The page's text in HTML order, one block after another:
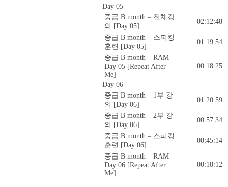
Day 05
중급 B month – 전체강
의 [Day 05]
02:12:48
중급 B month – 스피킹
훈련 [Day 05]
01:19:54
중급 B month – RAM
Day 05 [Repeat After
Me]
00:18:25
Day 06
중급 B month – 1부 강
의 [Day 06]
01:20:59
중급 B month – 2부 강
의 [Day 06]
00:57:34
중급 B month – 스피킹
훈련 [Day 06]
00:45:14
중급 B month – RAM
Day 06 [Repeat After
Me]
00:18:12